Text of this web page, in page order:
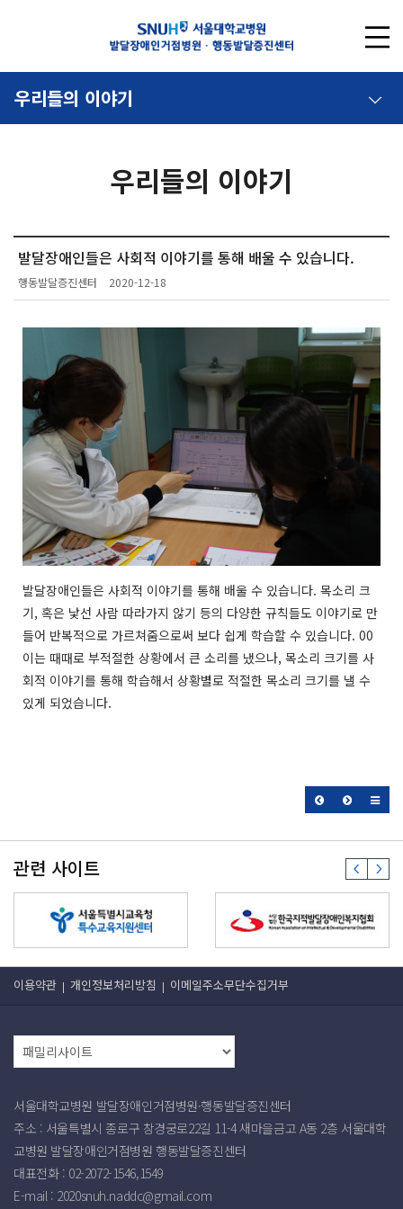
우리들의 이야기
우리들의 이야기
발달장애인들은 사회적 이야기를 통해 배울 수 있습니다.
행동발달증진센터 2020-12-18
발달장애인들은 사회적 이야기를 통해 배울 수 있습니다. 목소리 크
기, 혹은 낯선 사람 따라가지 않기 등의 다양한 규칙들도 이야기로 만
들어 반복적으로 가르쳐줌으로써 보다 쉽게 학습할 수 있습니다. 00
이는 때때로 부적절한 상황에서 큰 소리를 냈으나, 목소리 크기를 사
회적 이야기를 통해 학습해서 상황별로 적절한 목소리 크기를 낼 수
있게 되었습니다.
관련 사이트
이용약관 개인정보처리방침 이메일주소무단수집거부
서울대학교병원 발달장애인거점병원·행동발달증진센터
주소 : 서울특별시 종로구 창경궁로22길 11-4 새마을금고 A동 2층 서울대학
교병원 발달장애인거점병원 행동발달증진센터
대표전화 : 02-2072-1546,1549
E-mail : 2020snuh.naddc@gmail.com